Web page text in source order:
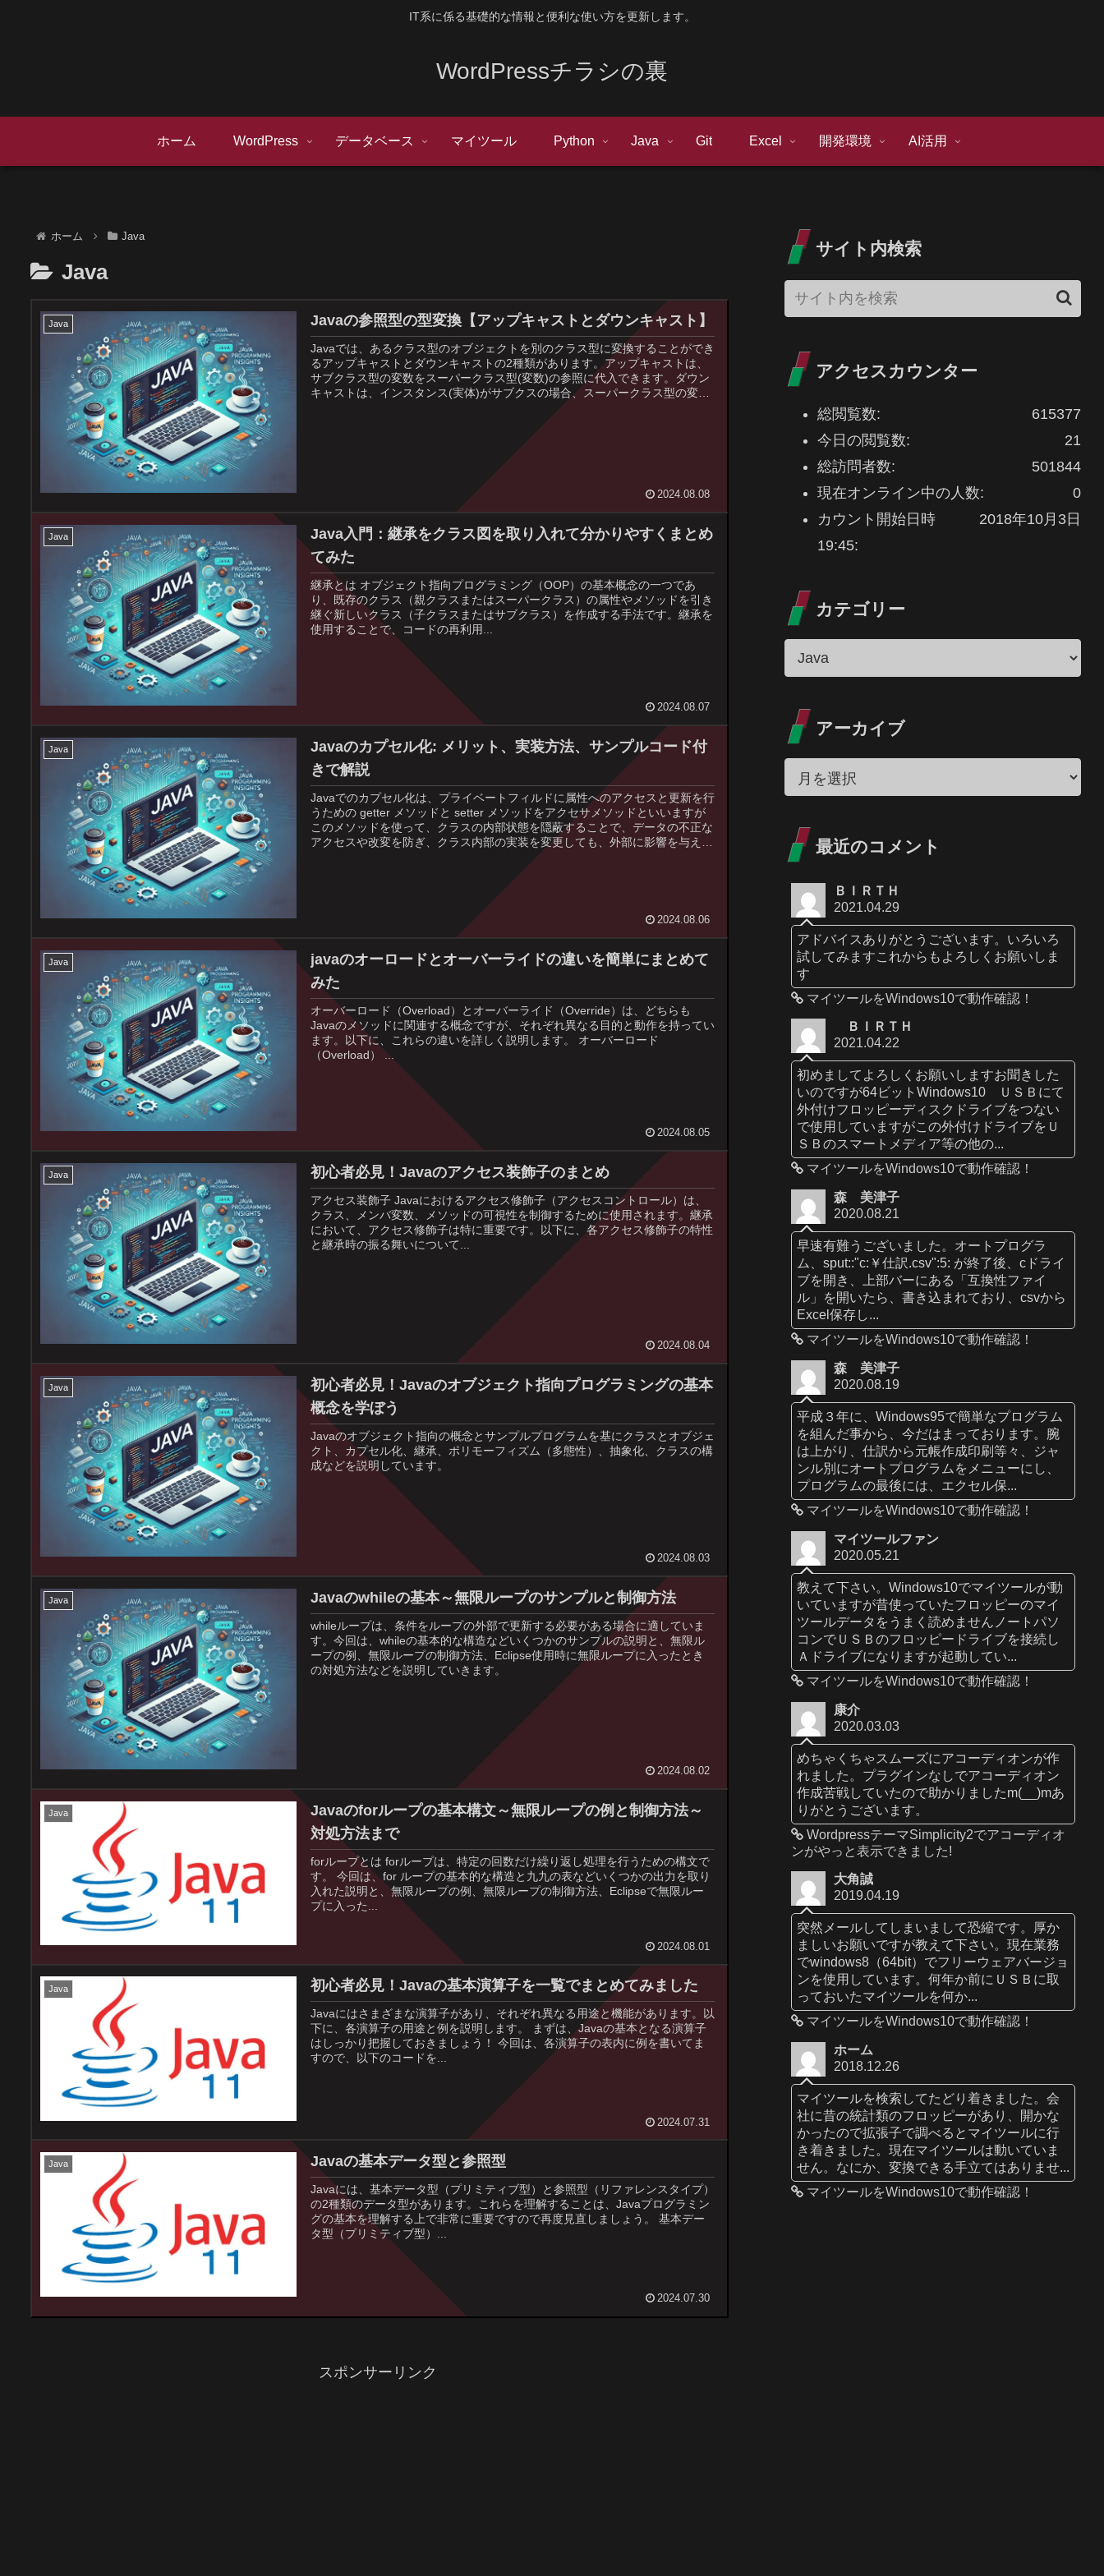
IT系に係る基礎的な情報と便利な使い方を更新します。
WordPressチラシの裏
ホーム WordPress データベース マイツール Python Java Git Excel 開発環境 AI活用
ホーム Java
Java
Java Javaの参照型の型変換【アップキャストとダウンキャスト】
Javaでは、あるクラス型のオブジェクトを別のクラス型に変換することができ
るアップキャストとダウンキャストの2種類があります。アップキャストは、
サブクラス型の変数をスーパークラス型(変数)の参照に代入できます。ダウン
キャストは、インスタンス(実体)がサブクスの場合、スーパークラス型の変数
をサブクラス型の変数に代入(変数)の参照に代入できます。
2024.08.08
Java
Java入門：継承をクラス図を取り入れて分かりやすくまとめ
てみた
継承とは オブジェクト指向プログラミング（OOP）の基本概念の一つであ
り、既存のクラス（親クラスまたはスーパークラス）の属性やメソッドを引き
継ぐ新しいクラス（子クラスまたはサブクラス）を作成する手法です。継承を
使用することで、コードの再利用...
2024.08.07
Java
Javaのカプセル化: メリット、実装方法、サンプルコード付
きで解説
Javaでのカプセル化は、プライベートフィルドに属性へのアクセスと更新を行
うための getter メソッドと setter メソッドをアクセサメソッドといいますが
このメソッドを使って、クラスの内部状態を隠蔽することで、データの不正な
アクセスや改変を防ぎ、クラス内部の実装を変更しても、外部に影響を与えず
2024.08.06
Java
javaのオーロードとオーバーライドの違いを簡単にまとめて
みた
オーバーロード（Overload）とオーバーライド（Override）は、どちらも
Javaのメソッドに関連する概念ですが、それぞれ異なる目的と動作を持ってい
ます。以下に、これらの違いを詳しく説明します。 オーバーロード
（Overload） ...
2024.08.05
Java 初心者必見！Javaのアクセス装飾子のまとめ
アクセス装飾子 Javaにおけるアクセス修飾子（アクセスコントロール）は、
クラス、メンバ変数、メソッドの可視性を制御するために使用されます。継承
において、アクセス修飾子は特に重要です。以下に、各アクセス修飾子の特性
と継承時の振る舞いについて...
2024.08.04
Java
初心者必見！Javaのオブジェクト指向プログラミングの基本
概念を学ぼう
Javaのオブジェクト指向の概念とサンプルプログラムを基にクラスとオブジェ
クト、カプセル化、継承、ポリモーフィズム（多態性）、抽象化、クラスの構
成などを説明しています。
2024.08.03
Java Javaのwhileの基本～無限ループのサンプルと制御方法
whileループは、条件をループの外部で更新する必要がある場合に適していま
す。今回は、whileの基本的な構造などいくつかのサンプルの説明と、無限ル
ープの例、無限ループの制御方法、Eclipse使用時に無限ループに入ったとき
の対処方法などを説明していきます。
2024.08.02
Java
Javaのforループの基本構文～無限ループの例と制御方法～
対処方法まで
forループとは forループは、特定の回数だけ繰り返し処理を行うための構文で
す。 今回は、for ループの基本的な構造と九九の表などいくつかの出力を取り
入れた説明と、無限ループの例、無限ループの制御方法、Eclipseで無限ルー
プに入った...
2024.08.01
Java 初心者必見！Javaの基本演算子を一覧でまとめてみました
Javaにはさまざまな演算子があり、それぞれ異なる用途と機能があります。以
下に、各演算子の用途と例を説明します。 まずは、Javaの基本となる演算子
はしっかり把握しておきましょう！ 今回は、各演算子の表内に例を書いてま
すので、以下のコードを...
2024.07.31
Java Javaの基本データ型と参照型
Javaには、基本データ型（プリミティブ型）と参照型（リファレンスタイプ）
の2種類のデータ型があります。これらを理解することは、Javaプログラミン
グの基本を理解する上で非常に重要ですので再度見直しましょう。 基本デー
タ型（プリミティブ型）...
2024.07.30
スポンサーリンク
サイト内検索
アクセスカウンター
615377
総閲覧数:
21
今日の閲覧数:
501844
総訪問者数:
0
現在オンライン中の人数:
2018年10月3日
カウント開始日時
19:45:
カテゴリー
アーカイブ
最近のコメント
ＢＩＲＴＨ
2021.04.29
アドバイスありがとうございます。いろいろ
試してみますこれからもよろしくお願いしま
す
マイツールをWindows10で動作確認！
ＢＩＲＴＨ
2021.04.22
初めましてよろしくお願いしますお聞きした
いのですが64ビットWindows10 ＵＳＢにて
外付けフロッピーディスクドライブをつない
で使用していますがこの外付けドライブをＵ
ＳＢのスマートメディア等の他の...
マイツールをWindows10で動作確認！
森 美津子
2020.08.21
早速有難うございました。オートプログラ
ム、sput::"c:￥仕訳.csv":5: が終了後、cドライ
ブを開き、上部バーにある「互換性ファイ
ル」を開いたら、書き込まれており、csvから
Excel保存し...
マイツールをWindows10で動作確認！
森 美津子
2020.08.19
平成３年に、Windows95で簡単なプログラム
を組んだ事から、今だはまっております。腕
は上がり、仕訳から元帳作成印刷等々、ジャ
ンル別にオートプログラムをメニューにし、
プログラムの最後には、エクセル保...
マイツールをWindows10で動作確認！
マイツールファン
2020.05.21
教えて下さい。Windows10でマイツールが動
いていますが昔使っていたフロッピーのマイ
ツールデータをうまく読めませんノートパソ
コンでＵＳＢのフロッピードライブを接続し
Ａドライブになりますが起動してい...
マイツールをWindows10で動作確認！
康介
2020.03.03
めちゃくちゃスムーズにアコーディオンが作
れました。プラグインなしでアコーディオン
作成苦戦していたので助かりましたm(__)mあ
りがとうございます。
WordpressテーマSimplicity2でアコーディオ
ンがやっと表示できました!
大角誠
2019.04.19
突然メールしてしまいまして恐縮です。厚か
ましいお願いですが教えて下さい。現在業務
でwindows8（64bit）でフリーウェアバージョ
ンを使用しています。何年か前にＵＳＢに取
っておいたマイツールを何か...
マイツールをWindows10で動作確認！
ホーム
2018.12.26
マイツールを検索してたどり着きました。会
社に昔の統計類のフロッピーがあり、開かな
かったので拡張子で調べるとマイツールに行
き着きました。現在マイツールは動いていま
せん。なにか、変換できる手立てはありませ...
マイツールをWindows10で動作確認！